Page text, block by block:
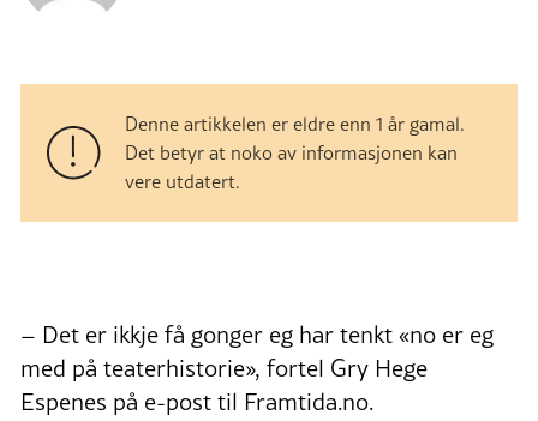
Denne artikkelen er eldre enn 1 år gamal.
Det betyr at noko av informasjonen kan
vere utdatert.
– Det er ikkje få gonger eg har tenkt «no er eg
med på teaterhistorie», fortel Gry Hege
Espenes på e-post til Framtida.no.